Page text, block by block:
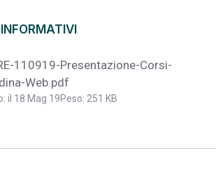
110919-Presentazione-Corsi-
Web.pdf
il 18 Mag 19Peso: 251 KB